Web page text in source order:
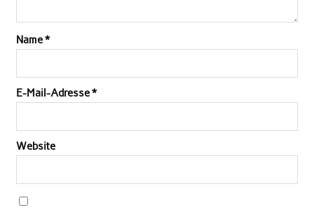
Name*
E-Mail-Adresse*
Website